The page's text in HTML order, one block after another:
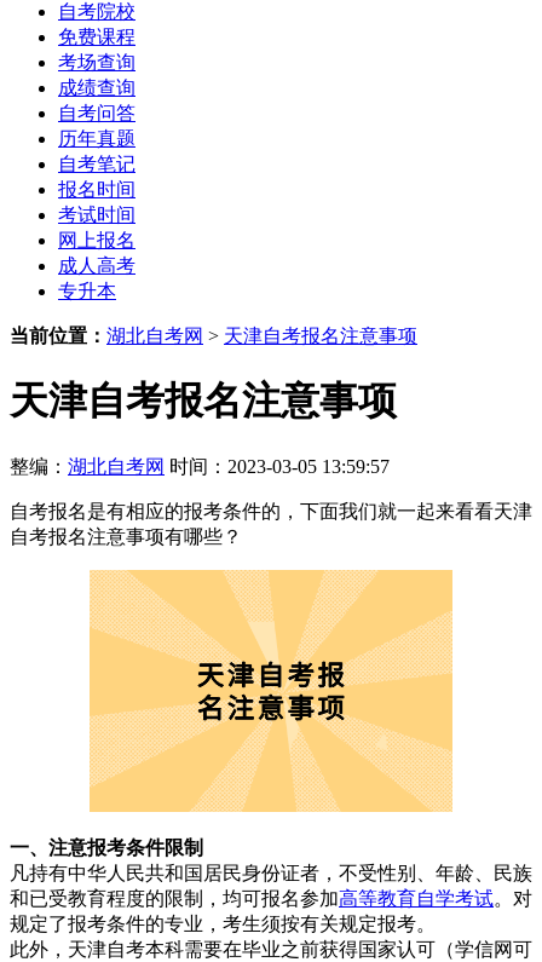
自考院校
免费课程
考场查询
成绩查询
自考问答
历年真题
自考笔记
报名时间
考试时间
网上报名
成人高考
专升本
当前位置： 湖北自考网 > 天津自考报名注意事项
天津自考报名注意事项
整编： 湖北自考网 时间：2023-03-05 13:59:57
自考报名是有相应的报考条件的，下面我们就一起来看看天津
自考报名注意事项有哪些？
一、注意报考条件限制
凡持有中华人民共和国居民身份证者，不受性别、年龄、民族
和已受教育程度的限制，均可报名参加高等教育自学考试。对
规定了报考条件的专业，考生须按有关规定报考。
此外，天津自考本科需要在毕业之前获得国家认可（学信网可